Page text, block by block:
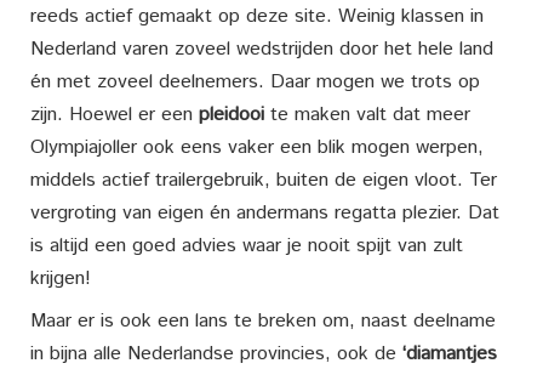
reeds actief gemaakt op deze site. Weinig klassen in
Nederland varen zoveel wedstrijden door het hele land
én met zoveel deelnemers. Daar mogen we trots op
zijn. Hoewel er een pleidooi te maken valt dat meer
Olympiajoller ook eens vaker een blik mogen werpen,
middels actief trailergebruik, buiten de eigen vloot. Ter
vergroting van eigen én andermans regatta plezier. Dat
is altijd een goed advies waar je nooit spijt van zult
krijgen!
Maar er is ook een lans te breken om, naast deelname
in bijna alle Nederlandse provincies, ook de ‘diamantjes